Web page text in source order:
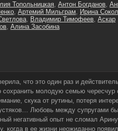
Топольницкая, Антон Богданов,
, Артемий Мильграм, Ирина
, Владимир Тимофеев, Аскар
, Алина Засобина
что это один раз и
сохранить молодую семью чересчур
скука от рутины, потеря
Любовь между супругами
негативный опыт не сломал
когда в ее жизни неожиданно